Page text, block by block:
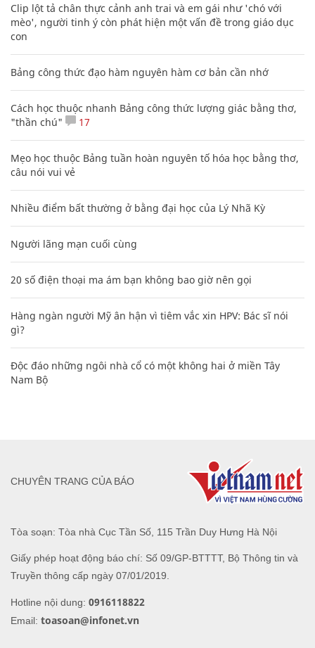
Clip lột tả chân thực cảnh anh trai và em gái như 'chó với
mèo', người tinh ý còn phát hiện một vấn đề trong giáo dục
con
Bảng công thức đạo hàm nguyên hàm cơ bản cần nhớ
Cách học thuộc nhanh Bảng công thức lượng giác bằng thơ,
"thần chú"
17
Mẹo học thuộc Bảng tuần hoàn nguyên tố hóa học bằng thơ,
câu nói vui vẻ
Nhiều điểm bất thường ở bằng đại học của Lý Nhã Kỳ
Người lãng mạn cuối cùng
20 số điện thoại ma ám bạn không bao giờ nên gọi
Hàng ngàn người Mỹ ân hận vì tiêm vắc xin HPV: Bác sĩ nói
gì?
Độc đáo những ngôi nhà cổ có một không hai ở miền Tây
Nam Bộ
Tòa soạn: Tòa nhà Cục Tần Số, 115 Trần Duy Hưng Hà Nội
Giấy phép hoạt động báo chí: Số 09/GP-BTTTT, Bộ Thông tin và
Truyền thông cấp ngày 07/01/2019.
Hotline nội dung: 0916118822
Email: toasoan@infonet.vn
CHUYÊN TRANG CỦA BÁO